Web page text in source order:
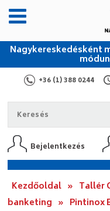
Nagykereskedésként
+36 (1) 388 0244
Bejelentkezés
Kezdőoldal » Tallér
banketing » Pintinox